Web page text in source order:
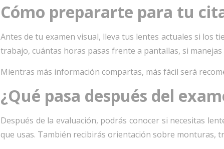
Cómo prepararte para tu
Antes de tu examen visual, lleva tus lentes actuales si los
trabajo, cuántas horas pasas frente a pantallas, si
Mientras más información compartas, más fácil será
¿Qué pasa después del
Después de la evaluación, podrás conocer si necesitas
que usas. También recibirás orientación sobre monturas,